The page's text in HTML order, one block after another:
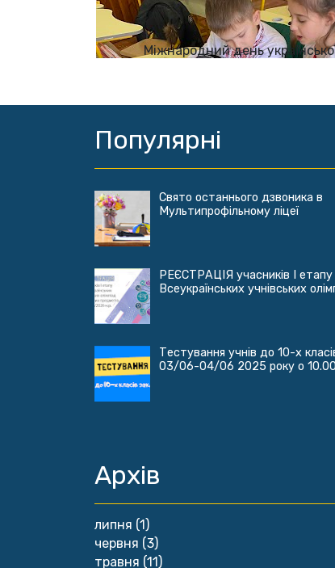
Міжнародний день
Популярні
Свято останнього дзвоника в
Мультипрофільному ліцеї
РЕЄСТРАЦІЯ учасників І етапу
Всеукраїнських учнівських
Тестування учнів до 10-х
03/06-04/06 2025 року о 10.00
Архів
липня (1)
червня (3)
травня (11)